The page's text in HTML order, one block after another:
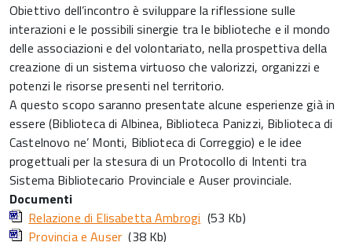
Obiettivo dell’incontro è sviluppare la riflessione sulle
interazioni e le possibili sinergie tra le biblioteche e il mondo
delle associazioni e del volontariato, nella prospettiva della
creazione di un sistema virtuoso che valorizzi, organizzi e
potenzi le risorse presenti nel territorio.
A questo scopo saranno presentate alcune esperienze già in
essere (Biblioteca di Albinea, Biblioteca Panizzi, Biblioteca di
Castelnovo ne’ Monti, Biblioteca di Correggio) e le idee
progettuali per la stesura di un Protocollo di Intenti tra
Sistema Bibliotecario Provinciale e Auser provinciale.
Documenti
Relazione di Elisabetta Ambrogi (53 Kb)
Provincia e Auser (38 Kb)